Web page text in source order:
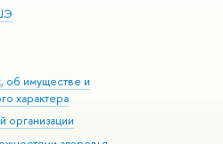
об имуществе и
характера
организации